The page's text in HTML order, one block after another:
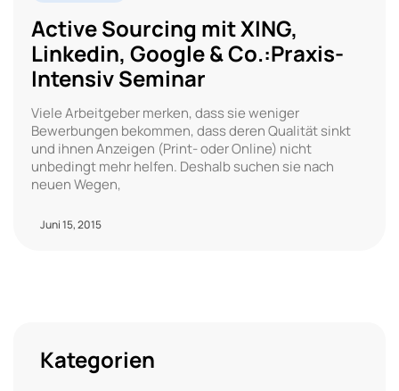
Active Sourcing mit XING,
Linkedin, Google & Co.:Praxis-
Intensiv Seminar
Viele Arbeitgeber merken, dass sie weniger
Bewerbungen bekommen, dass deren Qualität sinkt
und ihnen Anzeigen (Print- oder Online) nicht
unbedingt mehr helfen. Deshalb suchen sie nach
neuen Wegen,
Juni 15, 2015
Kategorien